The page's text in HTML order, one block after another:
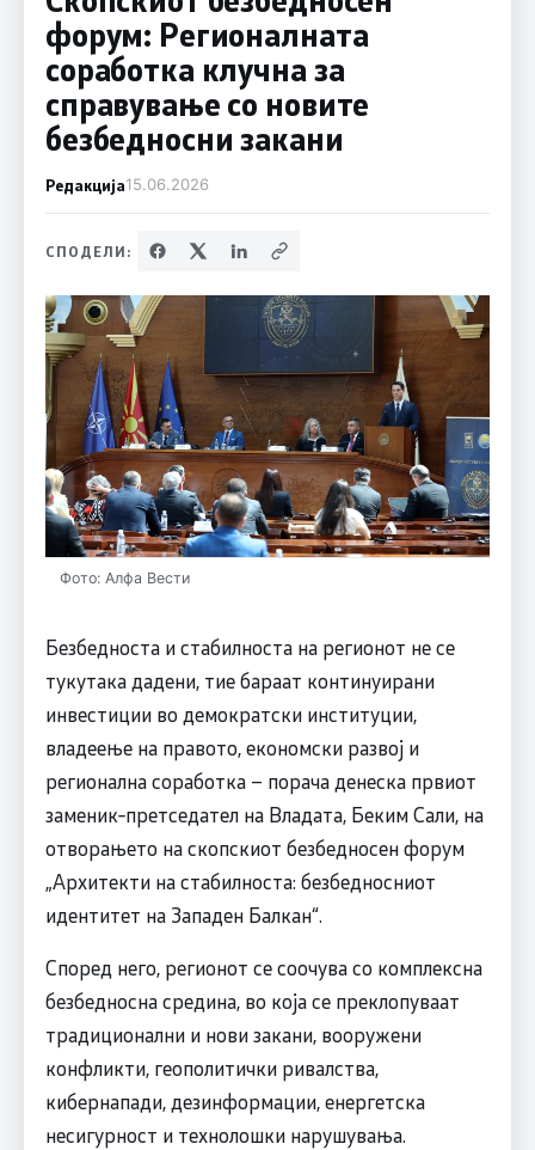
форум: Регионалната
соработка клучна за
справување со новите
безбедносни закани
Редакција15.06.2026
СПОДЕЛИ:
Фото: Алфа Вести
Безбедноста и стабилноста на регионот не се
тукутака дадени, тие бараат континуирани
инвестиции во демократски институции,
владеење на правото, економски развој и
регионална соработка – порача денеска првиот
заменик‑претседател на Владата, Беким Сали, на
отворањето на скопскиот безбедносен форум
„Архитекти на стабилноста: безбедносниот
идентитет на Западен Балкан“.
Според него, регионот се соочува со комплексна
безбедносна средина, во која се преклопуваат
традиционални и нови закани, вооружени
конфликти, геополитички ривалства,
кибернапади, дезинформации, енергетска
несигурност и технолошки нарушувања.